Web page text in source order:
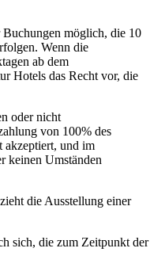
möglich, die 10
Wenn die
ab dem
Hotels das Recht vor, die
oder nicht
von 100% des
akzeptiert, und im
keinen Umständen
die Ausstellung einer
sich, die zum Zeitpunkt der